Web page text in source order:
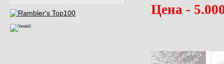
Цена -